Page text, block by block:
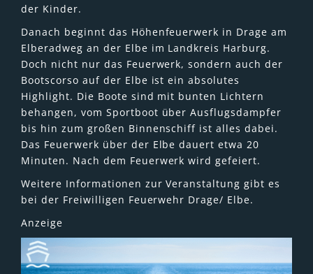
der Kinder.
Danach beginnt das Höhenfeuerwerk in Drage am
Elberadweg an der Elbe im Landkreis Harburg.
Doch nicht nur das Feuerwerk, sondern auch der
Bootscorso auf der Elbe ist ein absolutes
Highlight. Die Boote sind mit bunten Lichtern
behangen, vom Sportboot über Ausflugsdampfer
bis hin zum großen Binnenschiff ist alles dabei.
Das Feuerwerk über der Elbe dauert etwa 20
Minuten. Nach dem Feuerwerk wird gefeiert.
Weitere Informationen zur Veranstaltung gibt es
bei der Freiwilligen Feuerwehr Drage/ Elbe.
Anzeige